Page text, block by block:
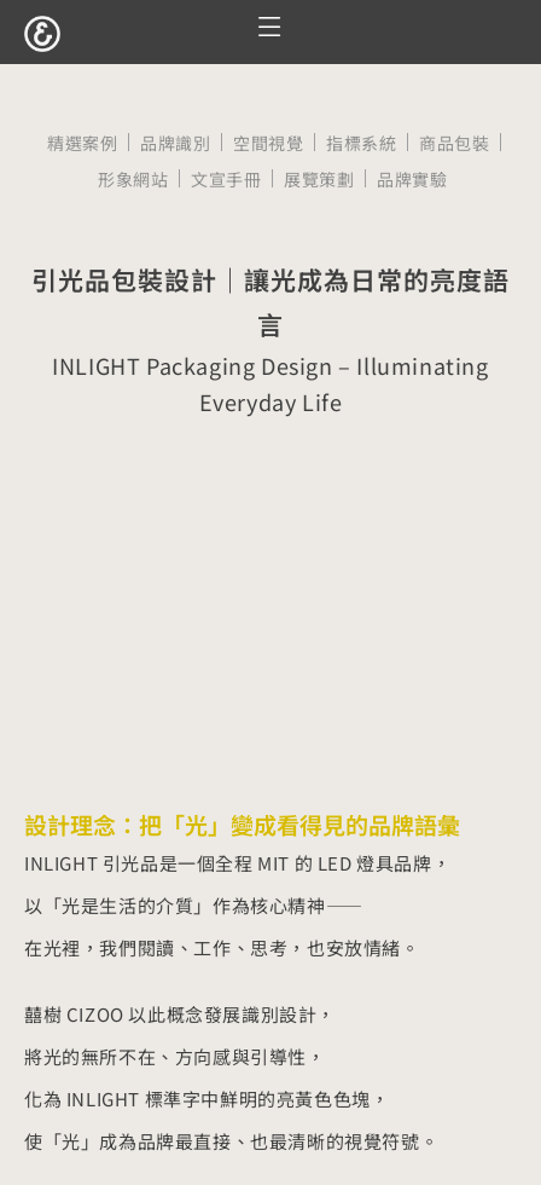
精選案例 品牌識別 空間視覺 指標系統
商品包裝
形象網站
文宣手冊 展覽策劃 品牌實驗
引光品包裝設計｜讓光成為日常的亮度語
言
INLIGHT Packaging Design – Illuminating
Everyday Life
設計理念：把「光」變成看得見的品牌語彙
INLIGHT 引光品是一個全程 MIT 的 LED 燈具品牌，
以「光是生活的介質」作為核心精神——
在光裡，我們閱讀、工作、思考，也安放情緒。
囍樹 CIZOO 以此概念發展識別設計，
將光的無所不在、方向感與引導性，
化為 INLIGHT 標準字中鮮明的亮黃色色塊，
使「光」成為品牌最直接、也最清晰的視覺符號。